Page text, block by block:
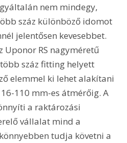
nem mindegy,
száz különböző idomot
jelentősen kevesebbet.
Uponor RS nagyméretű
száz fitting helyett
elemmel ki lehet alakítani
110 mm-es átmérőig. A
a raktározási
vállalat mind a
tudja követni a